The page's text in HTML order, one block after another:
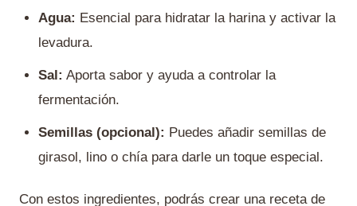
Agua: Esencial para hidratar la harina y activar la
levadura.
Sal: Aporta sabor y ayuda a controlar la
fermentación.
Semillas (opcional): Puedes añadir semillas de
girasol, lino o chía para darle un toque especial.
Con estos ingredientes, podrás crear una receta de